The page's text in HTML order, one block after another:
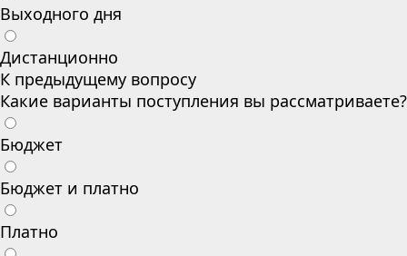
Выходного дня
Дистанционно
К предыдущему вопросу
Какие варианты поступления вы рассматриваете?
Бюджет
Бюджет и платно
Платно